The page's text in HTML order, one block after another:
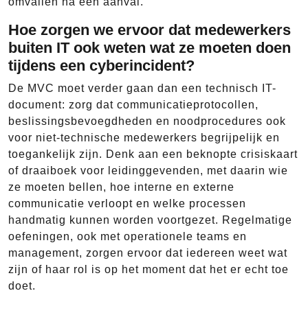
Hoe zorgen we ervoor dat medewerkers
buiten IT ook weten wat ze moeten doen
tijdens een cyberincident?
De MVC moet verder gaan dan een technisch IT-
document: zorg dat communicatieprotocollen,
beslissingsbevoegdheden en noodprocedures ook
voor niet-technische medewerkers begrijpelijk en
toegankelijk zijn. Denk aan een beknopte crisiskaart
of draaiboek voor leidinggevenden, met daarin wie
ze moeten bellen, hoe interne en externe
communicatie verloopt en welke processen
handmatig kunnen worden voortgezet. Regelmatige
oefeningen, ook met operationele teams en
management, zorgen ervoor dat iedereen weet wat
zijn of haar rol is op het moment dat het er echt toe
doet.